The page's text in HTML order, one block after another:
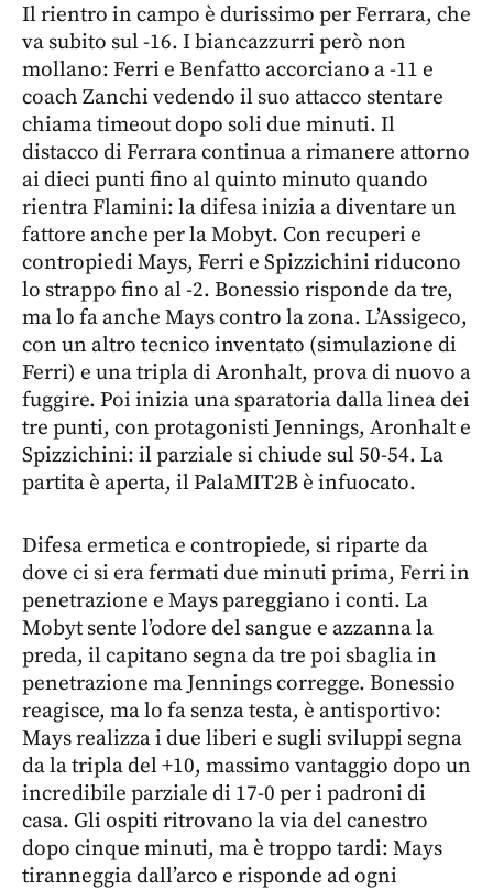
Il rientro in campo è durissimo per Ferrara, che
va subito sul -16. I biancazzurri però non
mollano: Ferri e Benfatto accorciano a -11 e
coach Zanchi vedendo il suo attacco stentare
chiama timeout dopo soli due minuti. Il
distacco di Ferrara continua a rimanere attorno
ai dieci punti fino al quinto minuto quando
rientra Flamini: la difesa inizia a diventare un
fattore anche per la Mobyt. Con recuperi e
contropiedi Mays, Ferri e Spizzichini riducono
lo strappo fino al -2. Bonessio risponde da tre,
ma lo fa anche Mays contro la zona. L’Assigeco,
con un altro tecnico inventato (simulazione di
Ferri) e una tripla di Aronhalt, prova di nuovo a
fuggire. Poi inizia una sparatoria dalla linea dei
tre punti, con protagonisti Jennings, Aronhalt e
Spizzichini: il parziale si chiude sul 50-54. La
partita è aperta, il PalaMIT2B è infuocato.
Difesa ermetica e contropiede, si riparte da
dove ci si era fermati due minuti prima, Ferri in
penetrazione e Mays pareggiano i conti. La
Mobyt sente l’odore del sangue e azzanna la
preda, il capitano segna da tre poi sbaglia in
penetrazione ma Jennings corregge. Bonessio
reagisce, ma lo fa senza testa, è antisportivo:
Mays realizza i due liberi e sugli sviluppi segna
da la tripla del +10, massimo vantaggio dopo un
incredibile parziale di 17-0 per i padroni di
casa. Gli ospiti ritrovano la via del canestro
dopo cinque minuti, ma è troppo tardi: Mays
tiranneggia dall’arco e risponde ad ogni